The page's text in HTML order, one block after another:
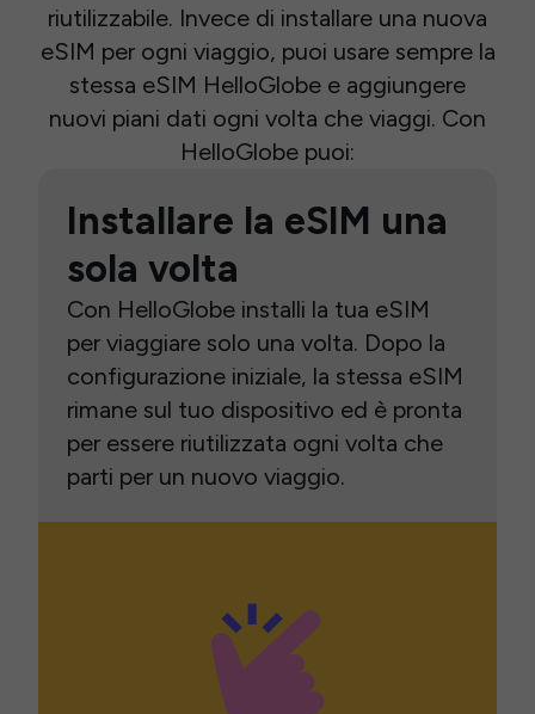
riutilizzabile. Invece di installare una nuova
eSIM per ogni viaggio, puoi usare sempre la
stessa eSIM HelloGlobe e aggiungere
nuovi piani dati ogni volta che viaggi. Con
HelloGlobe puoi:
Installare la eSIM una
sola volta
Con HelloGlobe installi la tua eSIM
per viaggiare solo una volta. Dopo la
configurazione iniziale, la stessa eSIM
rimane sul tuo dispositivo ed è pronta
per essere riutilizzata ogni volta che
parti per un nuovo viaggio.